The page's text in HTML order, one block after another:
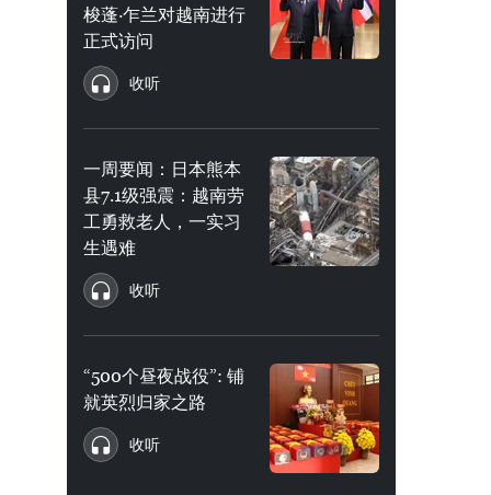
梭蓬·乍兰对越南进行
正式访问
收听
一周要闻：日本熊本
县7.1级强震：越南劳
工勇救老人，一实习
生遇难
收听
“500个昼夜战役”: 铺
就英烈归家之路
收听